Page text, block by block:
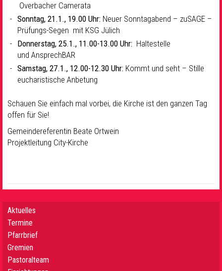
Overbacher Camerata
Sonntag, 21.1., 19.00 Uhr: Neuer Sonntagabend – zuSAGE –
Prüfungs-Segen mit KSG Jülich
Donnerstag, 25.1., 11.00-13.00 Uhr: Haltestelle
und AnsprechBAR
Samstag, 27.1., 12.00-12.30 Uhr: Kommt und seht – Stille
eucharistische Anbetung
Schauen Sie einfach mal vorbei, die Kirche ist den ganzen Tag
offen für Sie!
Gemeindereferentin Beate Ortwein
Projektleitung City-Kirche
Aktuelles
Termine
Pfarrbrief
Gremien
Pastoralteam